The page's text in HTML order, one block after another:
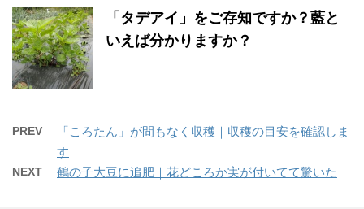
「タデアイ」をご存知ですか？藍と
いえば分かりますか？
PREV
「ころたん」が間もなく収穫｜収穫の目安を確認しま
す
NEXT 鶴の子大豆に追肥｜花どころか実が付いてて驚いた